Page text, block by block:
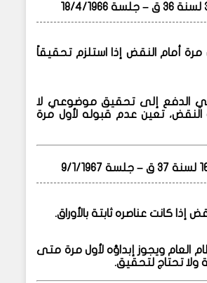
مرة أمام النقض إذا استلزم تحقيقاً
في الدفع إلى تحقيق موضوعي لا
تعين عدم قبوله لأول مرة
إذا كانت عناصره ثابتة بالأوراق.
العام ويجوز إبداؤه لأول مرة متى
ولا تحتاج لتحقيق.